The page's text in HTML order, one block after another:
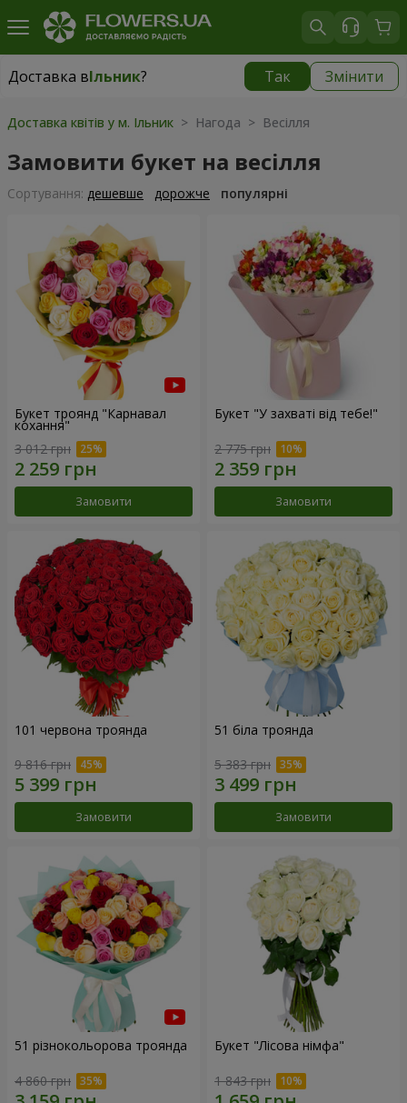
Доставка вІльник? Так Змінити
Доставка вІльник|
Доставка квітів у м. Ільник > Нагода > Весілля
Замовити букет на весілля
Сортування: дешевше дорожче популярні
Букет троянд "Карнавал
кохання"
3 012 грн
Замовити
Букет "У захваті від тебе!"
2 775 грн
Замовити
101 червона троянда
9 816 грн
Замовити
51 біла троянда
5 383 грн
Замовити
51 різнокольорова троянда
4 860 грн
Букет "Лісова німфа"
1 843 грн